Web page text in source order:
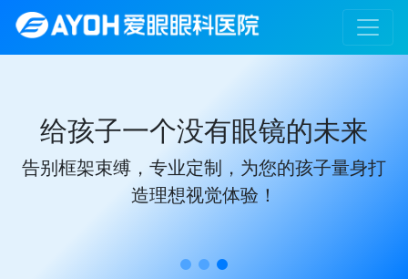
给孩子一个没有眼镜的未来
告别框架束缚，专业定制，为您的孩子量身打
造理想视觉体验！